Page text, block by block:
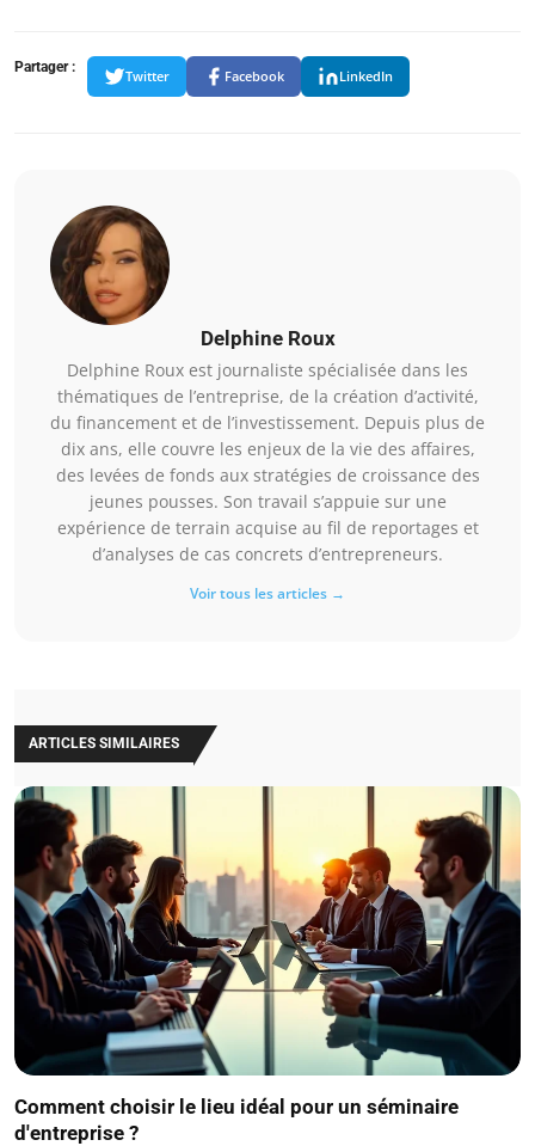
Partager :
Twitter Facebook LinkedIn
Delphine Roux
Delphine Roux est journaliste spécialisée dans les
thématiques de l’entreprise, de la création d’activité,
du financement et de l’investissement. Depuis plus de
dix ans, elle couvre les enjeux de la vie des affaires,
des levées de fonds aux stratégies de croissance des
jeunes pousses. Son travail s’appuie sur une
expérience de terrain acquise au fil de reportages et
d’analyses de cas concrets d’entrepreneurs.
Voir tous les articles →
ARTICLES SIMILAIRES
Comment choisir le lieu idéal pour un séminaire
d'entreprise ?